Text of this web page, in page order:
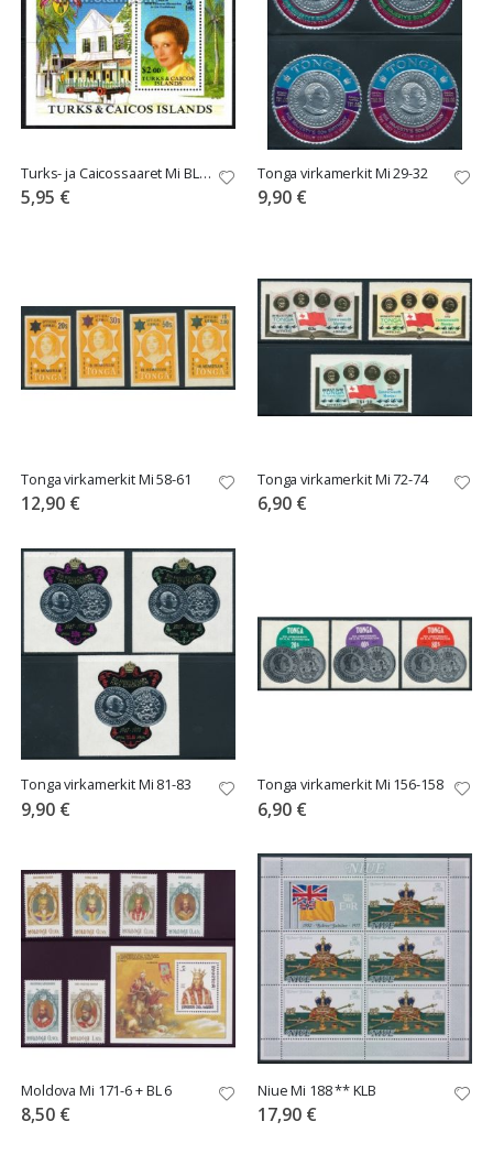
Turks- ja Caicossaaret Mi BL76 ** Prinsessa Alexa
5,95 €
Tonga virkamerkit Mi 29-32
9,90 €
Tonga virkamerkit Mi 58-61
12,90 €
Tonga virkamerkit Mi 72-74
6,90 €
Tonga virkamerkit Mi 81-83
9,90 €
Tonga virkamerkit Mi 156-158
6,90 €
Moldova Mi 171-6 + BL 6
8,50 €
Niue Mi 188 ** KLB
17,90 €